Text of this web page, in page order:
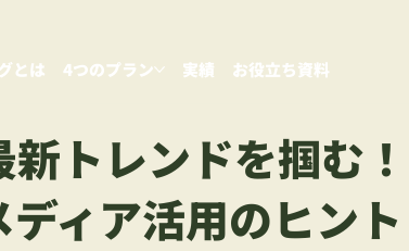
とは 4つのプラン 実績 お役立ち資料
トレンドを掴む！
ィア活用のヒント